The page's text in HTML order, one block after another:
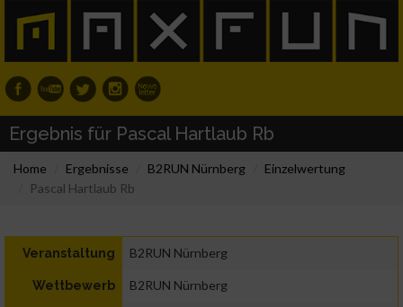
Ergebnis für Pascal Hartlaub Rb
Home Ergebnisse B2RUN Nürnberg
Einzelwertung
Pascal Hartlaub Rb
Veranstaltung B2RUN Nürnberg
Wettbewerb B2RUN Nürnberg